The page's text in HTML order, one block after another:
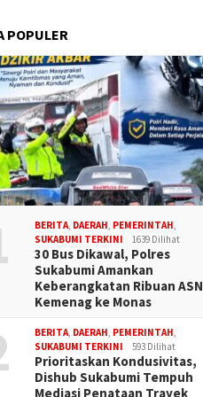
POPULER
BERITA, DAERAH, PEMERINTAH,
SUKABUMI TERKINI
1639 Dilihat
30 Bus Dikawal, Polres
Sukabumi Amankan
Keberangkatan Ribuan ASN
Kemenag ke Monas
BERITA, DAERAH, PEMERINTAH,
SUKABUMI TERKINI
593 Dilihat
Prioritaskan Kondusivitas,
Dishub Sukabumi Tempuh
Mediasi Penataan Trayek